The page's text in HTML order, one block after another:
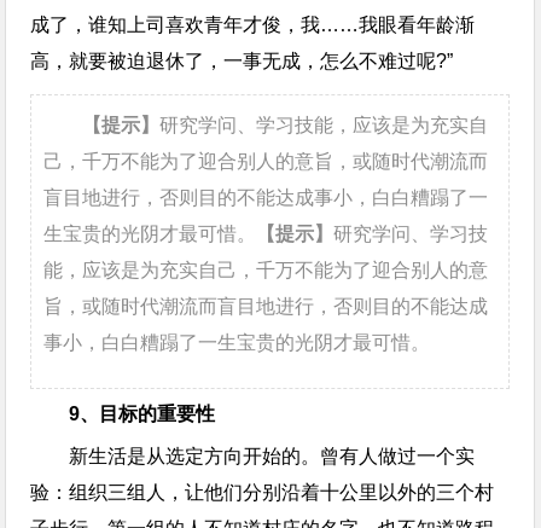
成了，谁知上司喜欢青年才俊，我……我眼看年龄渐
高，就要被迫退休了，一事无成，怎么不难过呢?”
【提示】研究学问、学习技能，应该是为充实自
己，千万不能为了迎合别人的意旨，或随时代潮流而
盲目地进行，否则目的不能达成事小，白白糟蹋了一
生宝贵的光阴才最可惜。
【提示】研究学问、学习技
能，应该是为充实自己，千万不能为了迎合别人的意
旨，或随时代潮流而盲目地进行，否则目的不能达成
事小，白白糟蹋了一生宝贵的光阴才最可惜。
9、目标的重要性
新生活是从选定方向开始的。曾有人做过一个实
验：组织三组人，让他们分别沿着十公里以外的三个村